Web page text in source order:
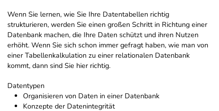
Wenn Sie lernen, wie Sie Ihre Datentabellen richtig
strukturieren, werden Sie einen großen Schritt in Richtung einer
Datenbank machen, die Ihre Daten schützt und ihren Nutzen
erhöht. Wenn Sie sich schon immer gefragt haben, wie man von
einer Tabellenkalkulation zu einer relationalen Datenbank
kommt, dann sind Sie hier richtig.
Datentypen
Organisieren von Daten in einer Datenbank
Konzepte der Datenintegrität